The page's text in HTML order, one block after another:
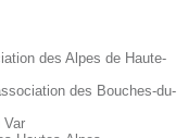
des Alpes de Haute-
des Bouches-du-